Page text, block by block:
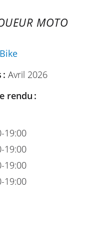
MOTO
: Avril 2026
rendu :
19:00
19:00
19:00
19:00